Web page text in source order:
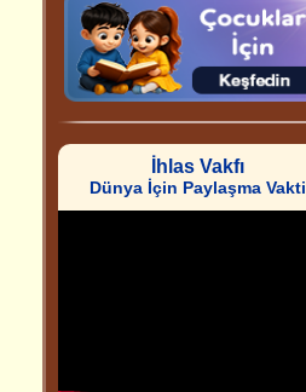
İhlas Vakfı
Dünya İçin Paylaşma Vakti